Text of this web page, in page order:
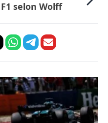
selon Wolff